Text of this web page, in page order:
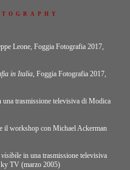
Leone, Foggia Fotografia 2017,
in Italia, Foggia Fotografia 2017,
una trasmissione televisiva di Modica
il workshop con Michael Ackerman
in una trasmissione televisiva
TV (marzo 2005)